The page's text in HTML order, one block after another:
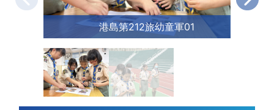
港島第212旅幼童軍01